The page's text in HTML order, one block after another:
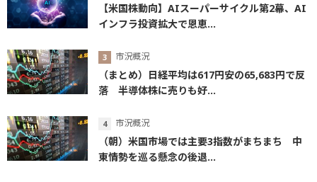
【米国株動向】AIスーパーサイクル第2幕、AI
インフラ投資拡大で恩恵...
市況概況
（まとめ）日経平均は617円安の65,683円で反
落 半導体株に売りも好...
市況概況
（朝）米国市場では主要3指数がまちまち 中
東情勢を巡る懸念の後退...